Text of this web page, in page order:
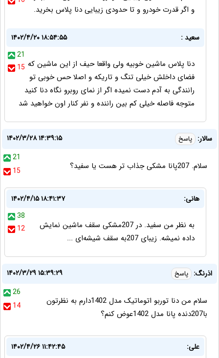
و اگر قدرت خودرو و تا حدودی زیبایی دنا پلاس بخرید.
سعید :
۱۴۰۲/۴/۲۰ ۱۸:۵۴:۵۵
21
15 دنا پلاس ماشین خوبیه ولی واقعا حیف از این ماشین که
فضای داخلش خیلی تنگ و تاریکه و اصلا حس خوبی تو
رانندگی به آدم دست نمیده اگر از نمای روبرو نگاه دنا کنید
متوجه فاصله خیلی کم بین راننده و نفر کنار اون خواهید شد
سالار: پاسخ
۱۴۰۲/۳/۲۸ ۱۴:۳۹:۱۵
21
15
سلام. 207پانا مشکی جذاب تر هست یا سفید؟
هانی:
۱۴۰۲/۴/۱۵ ۱۸:۴۱:۳۷
38
12
به نظر من سفید. در 207مشکی سقف ماشین نمایش
داده نمیشه. زیبای 207به سقف شیشه‌ای ...
اذرنگ: پاسخ
۱۴۰۲/۳/۲۹ ۱۵:۳۹:۲۹
26
14
سلام من دنا توربو اتوماتیک مدل 1402دارم به نظرتون
با207دنده پانا مدل 1402عوض کنم؟
علی:
۱۴۰۲/۴/۲۶ ۱۱:۴۲:۴۵